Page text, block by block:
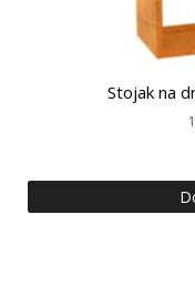
Stojak na